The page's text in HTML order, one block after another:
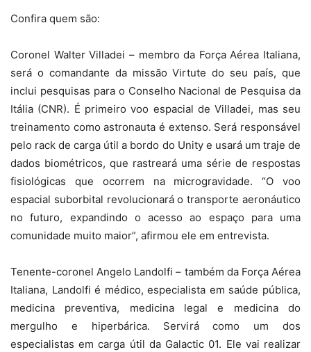
Confira quem são:
Coronel Walter Villadei – membro da Força Aérea Italiana,
será o comandante da missão Virtute do seu país, que
inclui pesquisas para o Conselho Nacional de Pesquisa da
Itália (CNR). É primeiro voo espacial de Villadei, mas seu
treinamento como astronauta é extenso. Será responsável
pelo rack de carga útil a bordo do Unity e usará um traje de
dados biométricos, que rastreará uma série de respostas
fisiológicas que ocorrem na microgravidade. “O voo
espacial suborbital revolucionará o transporte aeronáutico
no futuro, expandindo o acesso ao espaço para uma
comunidade muito maior”, afirmou ele em entrevista.
Tenente-coronel Angelo Landolfi – também da Força Aérea
Italiana, Landolfi é médico, especialista em saúde pública,
medicina preventiva, medicina legal e medicina do
mergulho e hiperbárica. Servirá como um dos
especialistas em carga útil da Galactic 01. Ele vai realizar